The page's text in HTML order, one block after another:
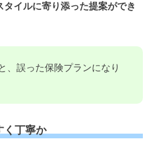
タイルに寄り添った提案ができ
、誤った保険プランになり
く丁寧か